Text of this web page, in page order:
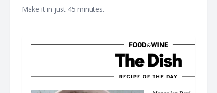
Make it in just 45 minutes. ‌ ‌ ‌ ‌ ‌ ‌ ‌ ‌ ‌ ‌ ‌ ‌ ‌ ‌ ‌ ‌ ‌ ‌ ‌ ‌ ‌ ‌ ‌ ‌ ‌ ‌ ‌ ‌ ‌ ‌ ‌ ‌ ‌ ‌ ‌ ‌ ‌ ‌ ‌ ‌ ‌ ‌ ‌ ‌ ‌ ‌ ‌